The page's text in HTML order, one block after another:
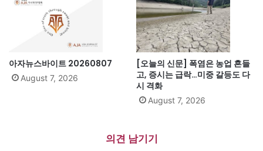
아자뉴스바이트 20260807
August 7, 2026
[오늘의 신문] 폭염은 농업 흔들
고, 증시는 급락…미중 갈등도 다
시 격화
August 7, 2026
의견 남기기